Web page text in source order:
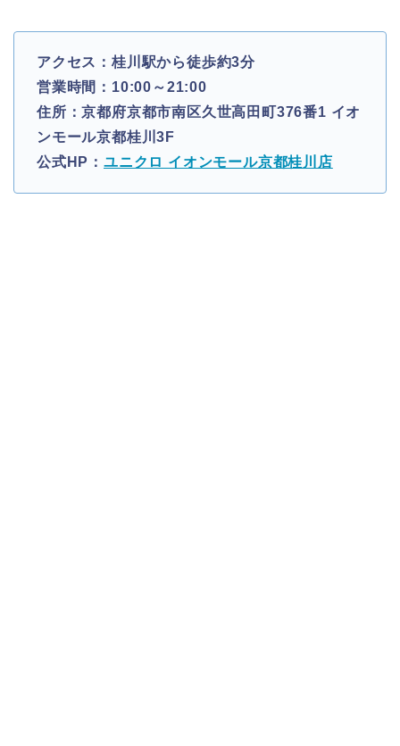
アクセス：桂川駅から徒歩約3分
営業時間：10:00～21:00
住所：京都府京都市南区久世高田町376番1 イオ
ンモール京都桂川3F
公式HP： ユニクロ イオンモール京都桂川店